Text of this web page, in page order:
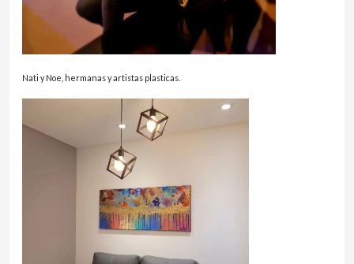
Nati y Noe, hermanas y artistas plasticas.